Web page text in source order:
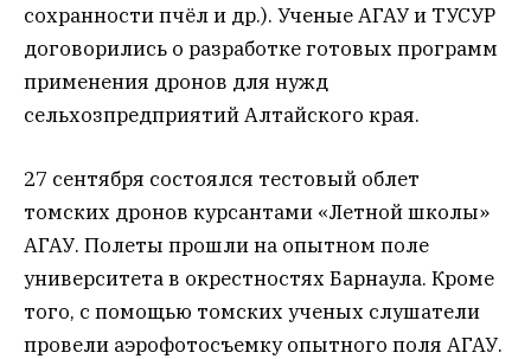
сохранности пчёл и др.). Ученые АГАУ и ТУСУР
договорились о разработке готовых программ
применения дронов для нужд
сельхозпредприятий Алтайского края.
27 сентября состоялся тестовый облет
томских дронов курсантами «Летной школы»
АГАУ. Полеты прошли на опытном поле
университета в окрестностях Барнаула. Кроме
того, с помощью томских ученых слушатели
провели аэрофотосъемку опытного поля АГАУ.